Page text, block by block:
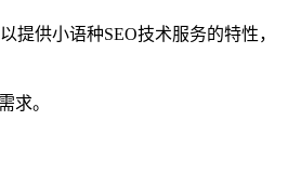
提供小语种SEO技术服务的特性，
求。